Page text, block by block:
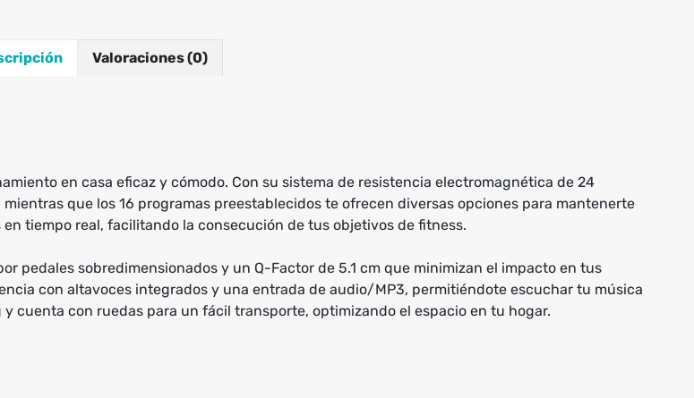
Valoraciones (0)
en casa eficaz y cómodo. Con su sistema de resistencia electromagnética de 24
que los 16 programas preestablecidos te ofrecen diversas opciones para mantenerte
tiempo real, facilitando la consecución de tus objetivos de fitness.
pedales sobredimensionados y un Q-Factor de 5.1 cm que minimizan el impacto en tus
con altavoces integrados y una entrada de audio/MP3, permitiéndote escuchar tu música
cuenta con ruedas para un fácil transporte, optimizando el espacio en tu hogar.